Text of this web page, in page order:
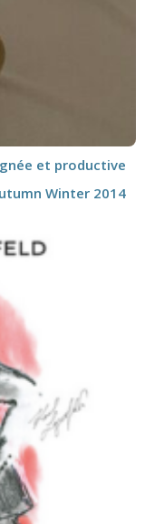
et productive
Winter 2014